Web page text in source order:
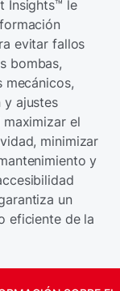
Insights™ le
evitar fallos
bombas,
mecánicos,
y ajustes
el
minimizar
y
un
eficiente de la